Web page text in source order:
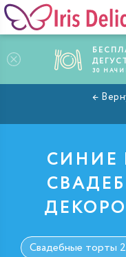
30
СИНИЕ
Свадебные торты